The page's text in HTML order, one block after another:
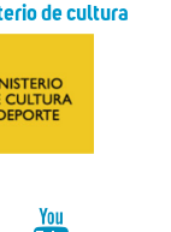
de cultura